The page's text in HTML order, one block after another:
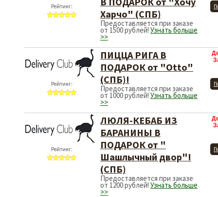
Рейтинг:
Харчо" (СПБ)
Предоставляется при заказе
от 1500 рублей! Узнать больше
>>
Рейтинг:
ПИЦЦА РИГА В
ПОДАРОК от "Otto"
(СПБ)!
Предоставляется при заказе
от 1000 рублей! Узнать больше
>>
Рейтинг:
ЛЮЛЯ-КЕБАБ ИЗ
БАРАНИНЫ В
ПОДАРОК от "
Шашлычный двор"!
(СПБ)
Предоставляется при заказе
от 1200 рублей! Узнать больше
>>